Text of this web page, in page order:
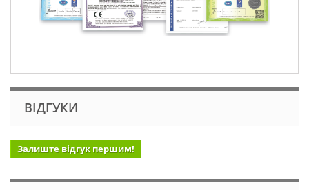
ВІДГУКИ
Залиште відгук першим!